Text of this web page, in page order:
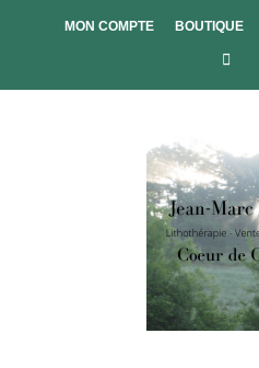
MON COMPTE BOUTIQUE